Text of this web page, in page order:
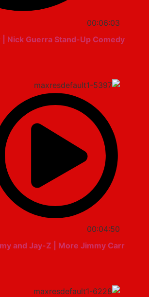
00:06:03
Nick Guerra Stand-Up Comedy
00:04:50
and Jay-Z | More Jimmy Carr